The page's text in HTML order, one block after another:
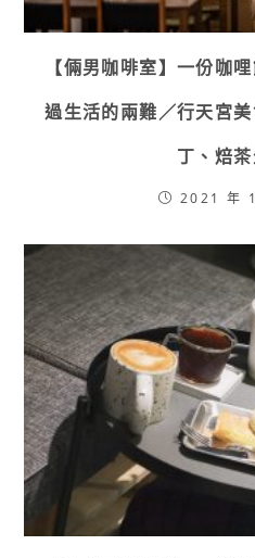
【倆男咖啡室】一份咖
過生活的兩難／行天宮
丁、焙
2021 年